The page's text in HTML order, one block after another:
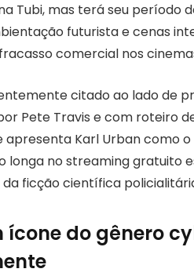
Tubi, mas terá seu período
futurista e cenas
comercial nos
citado ao lado de
Pete Travis e com roteiro
apresenta Karl Urban como
longa no streaming gratuito
ficção científica
ícone do gênero